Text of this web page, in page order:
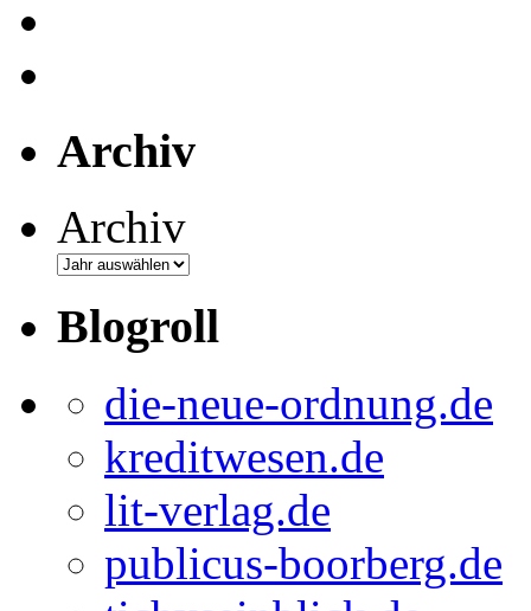
Archiv
Archiv
Blogroll
die-neue-ordnung.de
kreditwesen.de
lit-verlag.de
publicus-boorberg.de